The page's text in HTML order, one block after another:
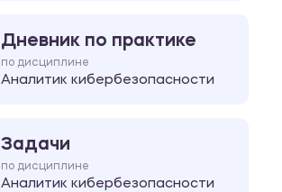
Дневник по практике
по дисциплине
Аналитик кибербезопасности
Задачи
по дисциплине
Аналитик кибербезопасности